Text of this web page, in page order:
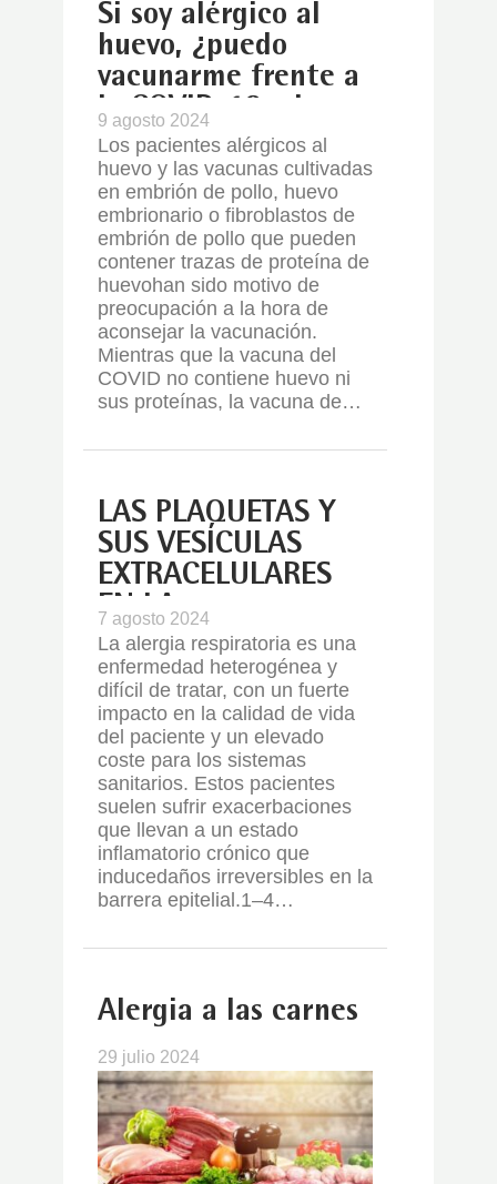
Si soy alérgico al
huevo, ¿puedo
vacunarme frente a
la COVID-19 y la
gripe?
9 agosto 2024
Los pacientes alérgicos al
huevo y las vacunas cultivadas
en embrión de pollo, huevo
embrionario o fibroblastos de
embrión de pollo que pueden
contener trazas de proteína de
huevohan sido motivo de
preocupación a la hora de
aconsejar la vacunación.
Mientras que la vacuna del
COVID no contiene huevo ni
sus proteínas, la vacuna de…
LAS PLAQUETAS Y
SUS VESÍCULAS
EXTRACELULARES
EN LA
INFLAMACIÓN
ALÉRGICA
7 agosto 2024
La alergia respiratoria es una
enfermedad heterogénea y
difícil de tratar, con un fuerte
impacto en la calidad de vida
del paciente y un elevado
coste para los sistemas
sanitarios. Estos pacientes
suelen sufrir exacerbaciones
que llevan a un estado
inflamatorio crónico que
inducedaños irreversibles en la
barrera epitelial .1–4…
Alergia a las carnes
29 julio 2024